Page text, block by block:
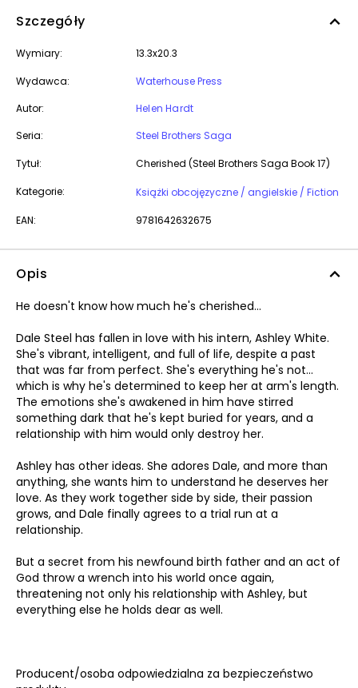
Szczegóły
Wymiary: 13.3x20.3
Wydawca:
Waterhouse Press
Autor:
Helen Hardt
Seria:
Steel Brothers Saga
Tytuł: Cherished (Steel Brothers Saga Book 17)
Kategorie: Książki obcojęzyczne / angielskie / Fiction
EAN: 9781642632675
Opis
He doesn't know how much he's cherished…
Dale Steel has fallen in love with his intern, Ashley White.
She's vibrant, intelligent, and full of life, despite a past
that was far from perfect. She's everything he's not…
which is why he's determined to keep her at arm's length.
The emotions she's awakened in him have stirred
something dark that he's kept buried for years, and a
relationship with him would only destroy her.
Ashley has other ideas. She adores Dale, and more than
anything, she wants him to understand he deserves her
love. As they work together side by side, their passion
grows, and Dale finally agrees to a trial run at a
relationship.
But a secret from his newfound birth father and an act of
God throw a wrench into his world once again,
threatening not only his relationship with Ashley, but
everything else he holds dear as well.
Producent/osoba odpowiedzialna za bezpieczeństwo